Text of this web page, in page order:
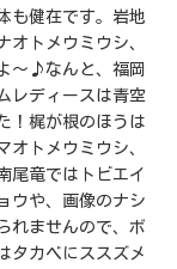
も健在です。岩地
オトメウミウシ、
～♪なんと、福岡
レディースは青空
！梶が根のほうは
オトメウミウシ、
尾竜ではトビエイ
ウや、画像のナシ
れませんので、ボ
タカベにススズメ